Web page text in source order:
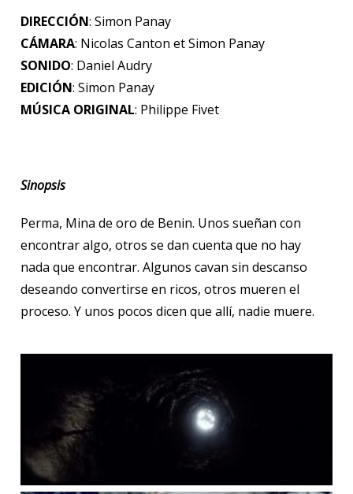
DIRECCIÓN: Simon Panay
CÁMARA: Nicolas Canton et Simon Panay
SONIDO: Daniel Audry
EDICIÓN: Simon Panay
MÚSICA ORIGINAL: Philippe Fivet
Sinopsis
Perma, Mina de oro de Benin. Unos sueñan con
encontrar algo, otros se dan cuenta que no hay
nada que encontrar. Algunos cavan sin descanso
deseando convertirse en ricos, otros mueren el
proceso. Y unos pocos dicen que allí, nadie muere.